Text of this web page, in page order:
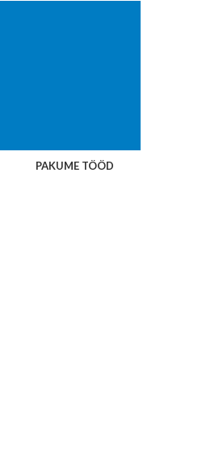
PAKUME TÖÖD